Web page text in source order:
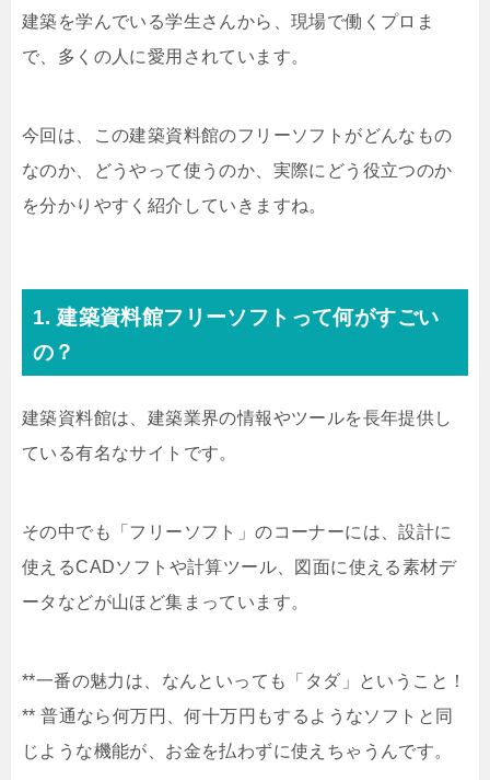
建築を学んでいる学生さんから、現場で働くプロま
で、多くの人に愛用されています。
今回は、この建築資料館のフリーソフトがどんなもの
なのか、どうやって使うのか、実際にどう役立つのか
を分かりやすく紹介していきますね。
1. 建築資料館フリーソフトって何がすごい
の？
建築資料館は、建築業界の情報やツールを長年提供し
ている有名なサイトです。
その中でも「フリーソフト」のコーナーには、設計に
使えるCADソフトや計算ツール、図面に使える素材デ
ータなどが山ほど集まっています。
**一番の魅力は、なんといっても「タダ」ということ！
** 普通なら何万円、何十万円もするようなソフトと同
じような機能が、お金を払わずに使えちゃうんです。